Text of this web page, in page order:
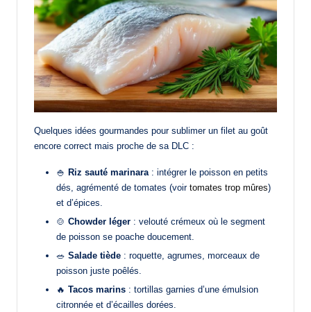
Quelques idées gourmandes pour sublimer un filet au goût
encore correct mais proche de sa DLC :
🍚 Riz sauté marinara : intégrer le poisson en petits
dés, agrémenté de tomates (voir tomates trop mûres)
et d’épices.
🍲 Chowder léger : velouté crémeux où le segment
de poisson se poache doucement.
🥗 Salade tiède : roquette, agrumes, morceaux de
poisson juste poêlés.
🔥 Tacos marins : tortillas garnies d’une émulsion
citronnée et d’écailles dorées.